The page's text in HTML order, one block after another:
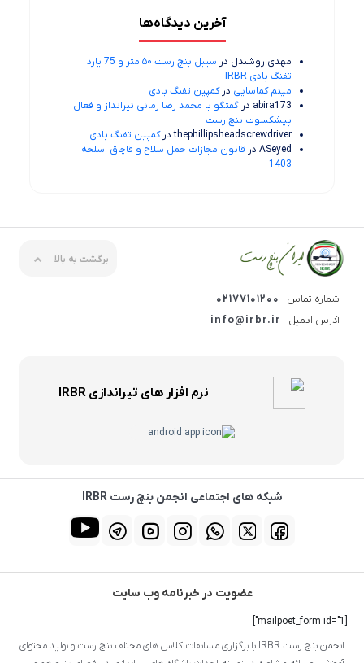
آخرین دیدگاه‌ها
مهدی روشندل در
سیبل بنچ رست ۵۰ متر و 75 یارد
تفنگ بادی IRBR
میثم کماسایی درکمپین تفنگ بادی
abira173 در گفتگو با محمد رضا زمانی تیرانداز و فعال
پیشکسوت بنچ رست
thephillipsheadscrewdriverدرکمپین تفنگ بادی
ASeyedدر قانون مجازات حمل سلاح و قاچاق اسلحه
1403
برگشت به بالا
شماره تماس
۰۲۱۷۷۱۰۱۲۰۰
آدرس ایمیل
info@irbr.ir
نرم افزار های تیراندازی IRBR
شبکه های اجتماعی انجمن بنچ رست IRBR
عضویت در خبرنامه وب سایت
انجمن بنچ رست IRBR با برگزاری مسابقات کلاس های مختلف بنچ رست و تولید محتوای